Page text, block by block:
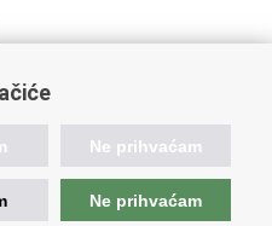
Ne prihvaćam
Ne prihvaćam